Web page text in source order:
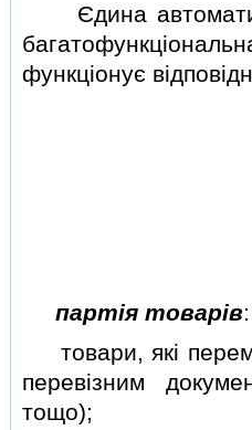
Єдина
функцiонує
партiя товарiв:
товари, якi
перевiзним
тощо);